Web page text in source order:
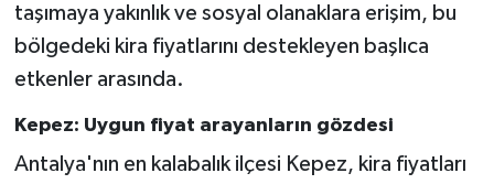
taşımaya yakınlık ve sosyal olanaklara erişim, bu
bölgedeki kira fiyatlarını destekleyen başlıca
etkenler arasında.
Kepez: Uygun fiyat arayanların gözdesi
Antalya'nın en kalabalık ilçesi Kepez, kira fiyatları